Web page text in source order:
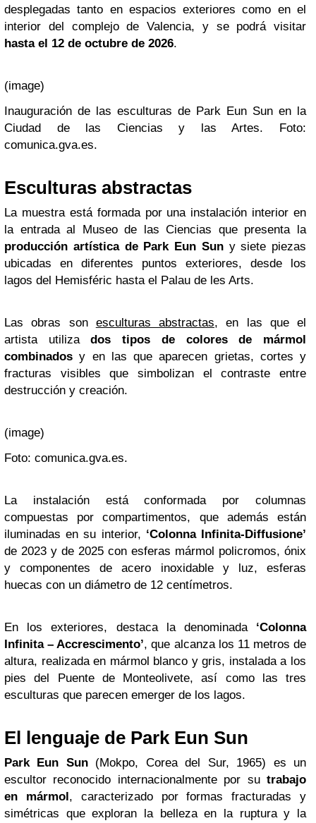
desplegadas tanto en espacios exteriores como en el
interior del complejo de Valencia, y se podrá visitar
hasta el 12 de octubre de 2026.
(image)
Inauguración de las esculturas de Park Eun Sun en la
Ciudad de las Ciencias y las Artes. Foto:
comunica.gva.es.
Esculturas abstractas
La muestra está formada por una instalación interior en
la entrada al Museo de las Ciencias que presenta la
producción artística de Park Eun Suny siete piezas
ubicadas en diferentes puntos exteriores, desde los
lagos del Hemisféric hasta el Palau de les Arts.
Las obras son esculturas abstractas, en las que el
artista utilizados tipos de colores de mármol
combinados y en las que aparecen grietas, cortes y
fracturas visibles que simbolizan el contraste entre
destrucción y creación.
(image)
Foto: comunica.gva.es.
La instalación está conformada por columnas
compuestas por compartimentos, que además están
iluminadas en su interior, ‘Colonna Infinita-Diffusione’
de 2023 y de 2025 con esferas mármol policromos, ónix
y componentes de acero inoxidable y luz, esferas
huecas con un diámetro de 12 centímetros.
En los exteriores, destaca la denominada‘Colonna
Infinita – Accrescimento’, que alcanza los 11 metros de
altura, realizada en mármol blanco y gris, instalada a los
pies del Puente de Monteolivete, así como las tres
esculturas que parecen emerger de los lagos.
El lenguaje de Park Eun Sun
Park Eun Sun(Mokpo, Corea del Sur, 1965) es un
escultor reconocido internacionalmente por su trabajo
en mármol , caracterizado por formas fracturadas y
simétricas que exploran la belleza en la ruptura y la